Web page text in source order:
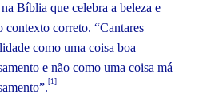
Bíblia que celebra a beleza e
contexto correto. “Cantares
como uma coisa boa
e não como uma coisa má
[1]